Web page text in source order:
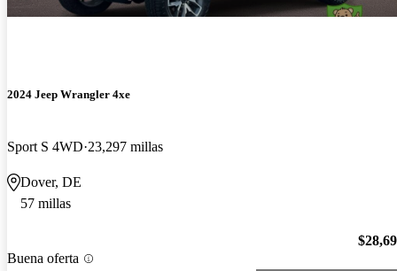
2024 Jeep Wrangler 4xe
Sport S 4WD 23,297 millas
Dover, DE
57 millas
Buena oferta